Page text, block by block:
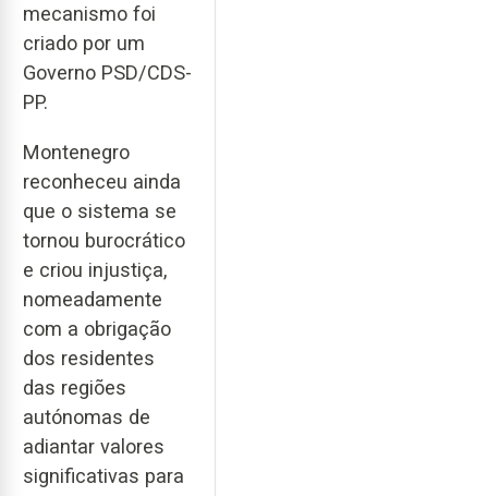
mecanismo foi
criado por um
Governo PSD/CDS-
PP.
Montenegro
reconheceu ainda
que o sistema se
tornou burocrático
e criou injustiça,
nomeadamente
com a obrigação
dos residentes
das regiões
autónomas de
adiantar valores
significativas para